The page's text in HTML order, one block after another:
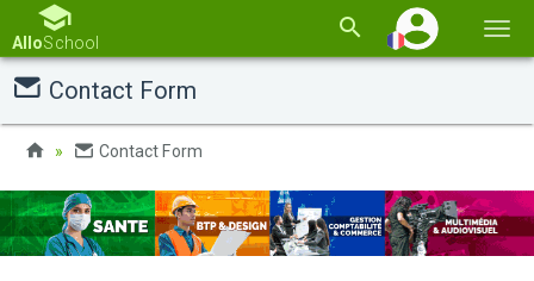
la
AlloSchool
Contact Form
Contact Form